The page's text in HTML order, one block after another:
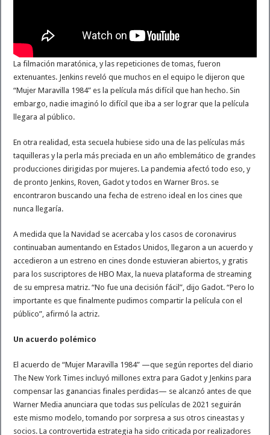
La filmación maratónica, y las repeticiones de tomas, fueron
extenuantes. Jenkins reveló que muchos en el equipo le dijeron que
“Mujer Maravilla 1984” es la película más difícil que han hecho. Sin
embargo, nadie imaginó lo difícil que iba a ser lograr que la película
llegara al público.
En otra realidad, esta secuela hubiese sido una de las películas más
taquilleras y la perla más preciada en un año emblemático de grandes
producciones dirigidas por mujeres. La pandemia afectó todo eso, y
de pronto Jenkins, Roven, Gadot y todos en Warner Bros. se
encontraron buscando una fecha deestreno ideal en los cines que
nunca llegaría.
A medida que la Navidad se acercaba y los casos de coronavirus
continuaban aumentando en Estados Unidos, llegaron a un acuerdo y
accedieron a un estreno en cines donde estuvieran abiertos, y gratis
para los suscriptores de HBO Max, la nueva plataforma de streaming
de su empresa matriz. “No fue una decisión fácil”, dijo Gadot. “Pero lo
importante es que finalmente pudimos compartir la película con el
público”, afirmó la actriz.
Un acuerdo polémico
El acuerdo de “Mujer Maravilla 1984” —que según reportes del diario
The New York Times incluyó millones extra para Gadot y Jenkins para
compensar las ganancias finales perdidas— se alcanzó antes de que
Warner Media anunciara que todas sus películas de 2021 seguirán
este mismo modelo, tomando por sorpresa a sus otros cineastas y
socios. La controvertida estrategia ha sido criticada por realizadores